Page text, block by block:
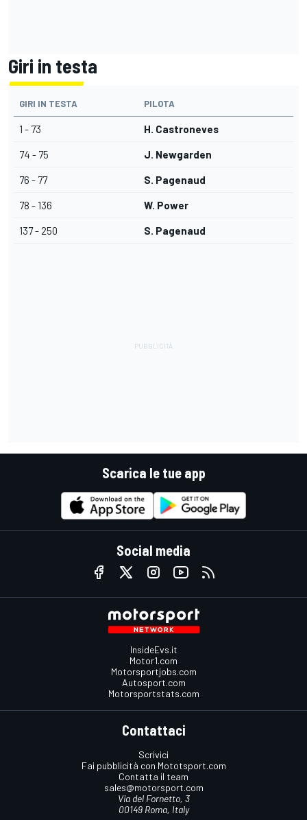
Giri in testa
GIRI IN TESTA PILOTA
1 - 73 H. Castroneves
74 - 75 J. Newgarden
76 - 77 S. Pagenaud
78 - 136 W. Power
137 - 250 S. Pagenaud
Scarica le tue app
Social media
InsideEvs.it
Motor1.com
Motorsportjobs.com
Autosport.com
Motorsportstats.com
Contattaci
Scrivici
Fai pubblicità con Mototsport.com
Contatta il team
sales@motorsport.com
Via del Fornetto, 3
00149 Roma, Italy